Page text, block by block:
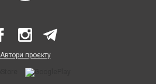
Автори проєкту